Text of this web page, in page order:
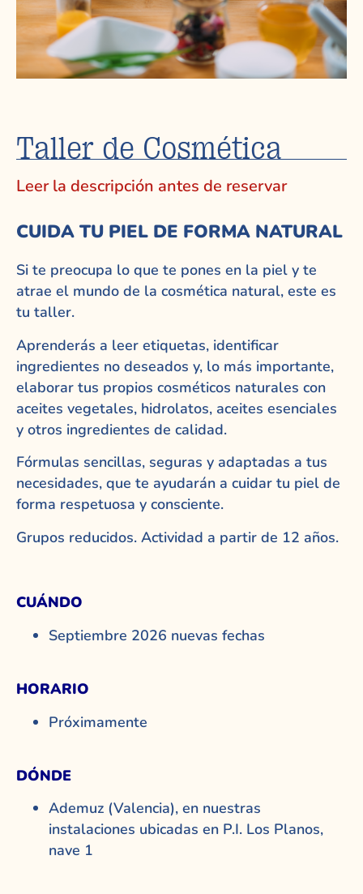
Taller de Cosmética
Leer la descripción antes de reservar
CUIDA TU PIEL DE FORMA NATURAL
Si te preocupa lo que te pones en la piel y te
atrae el mundo de la cosmética natural, este es
tu taller.
Aprenderás a leer etiquetas, identificar
ingredientes no deseados y, lo más importante,
elaborar tus propios cosméticos naturales con
aceites vegetales, hidrolatos, aceites esenciales
y otros ingredientes de calidad.
Fórmulas sencillas, seguras y adaptadas a tus
necesidades, que te ayudarán a cuidar tu piel de
forma respetuosa y consciente.
Grupos reducidos. Actividad a partir de 12 años.
CUÁNDO
Septiembre 2026 nuevas fechas
HORARIO
Próximamente
DÓNDE
Ademuz (Valencia), en nuestras
instalaciones ubicadas en P.I. Los Planos,
nave 1